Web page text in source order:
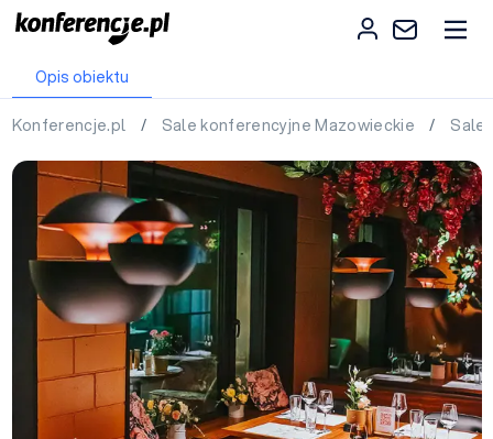
Opis obiektu
Konferencje.pl / Sale konferencyjne Mazowieckie / Sale